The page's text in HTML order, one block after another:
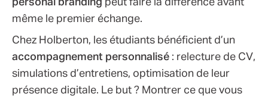
personal branding peut faire la différence avant
même le premier échange.
Chez Holberton, les étudiants bénéﬁcient d’un
accompagnement personnalisé : relecture de CV,
simulations d’entretiens, optimisation de leur
présence digitale. Le but ? Montrer ce que vous